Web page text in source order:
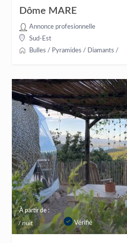
Dôme MARE
Annonce profesionnelle
Sud-Est
Bulles / Pyramides / Diamants /
À partir de :
/ nuit Vérifié